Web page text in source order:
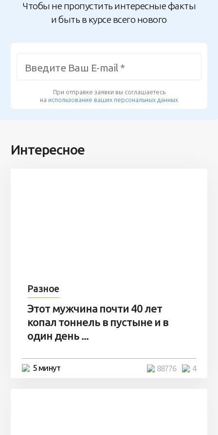
Чтобы не пропустить интересные факты
и быть в курсе всего нового
При отправке заявки вы соглашаетесь
на использование ваших персональных данных
Интересное
Разное
Этот мужчина почти 40 лет
копал тоннель в пустыне и в
один день ...
5 минут 4
88776